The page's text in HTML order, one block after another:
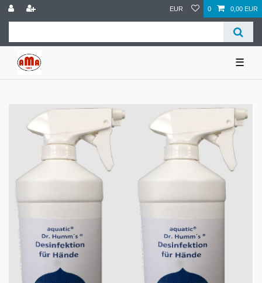
EUR 0 0,00 EUR
☰